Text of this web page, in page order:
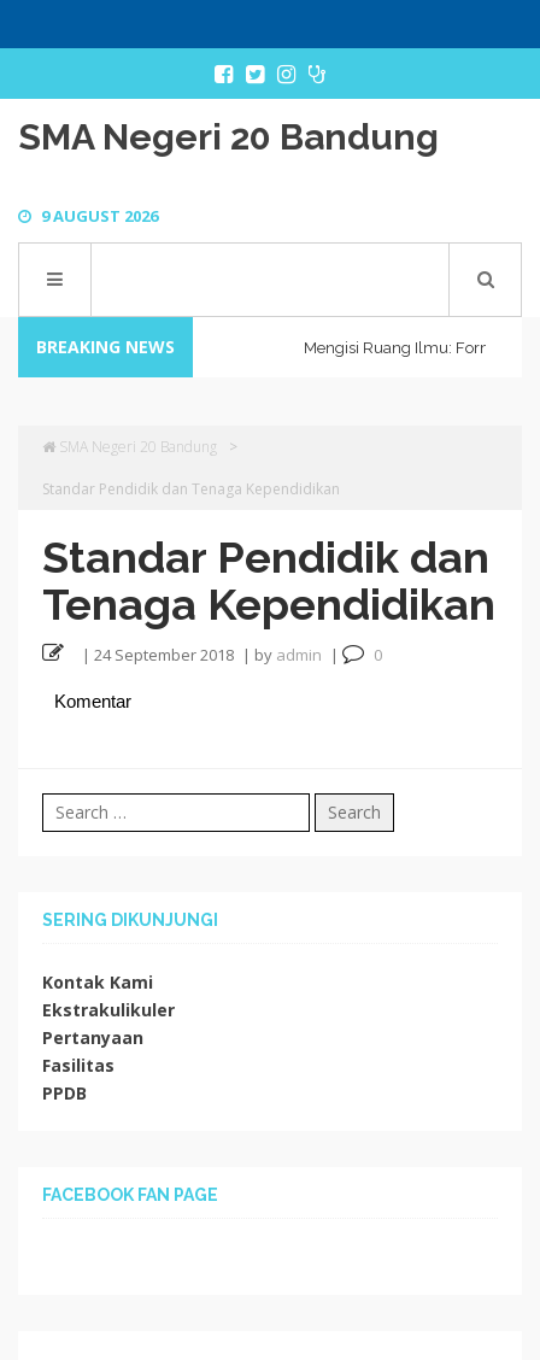
SMA Negeri 20 Bandung
9 AUGUST 2026
Mengisi Ruang Ilmu: Formasi
BREAKING NEWS
SMA Negeri 20 Bandung >
Standar Pendidik dan Tenaga Kependidikan
Standar Pendidik dan
Tenaga Kependidikan
| 24 September 2018 | by admin | 0
Komentar
Search
for:
SERING DIKUNJUNGI
Kontak Kami
Ekstrakulikuler
Pertanyaan
Fasilitas
PPDB
FACEBOOK FAN PAGE